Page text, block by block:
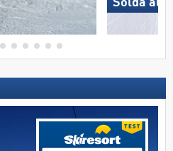
Solda